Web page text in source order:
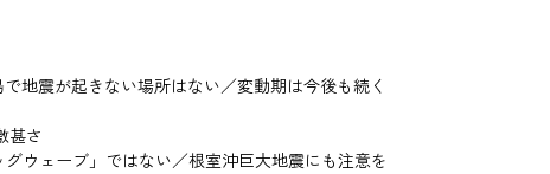
地震が起きない場所はない／変動期は今後も続く
甚さ
ウェーブ」ではない／根室沖巨大地震にも注意を